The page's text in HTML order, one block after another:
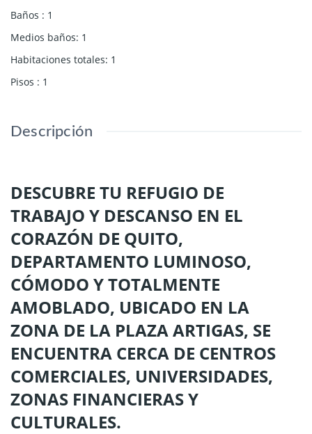
Baños : 1
Medios baños: 1
Habitaciones totales: 1
Pisos : 1
Descripción
DESCUBRE TU REFUGIO DE
TRABAJO Y DESCANSO EN EL
CORAZÓN DE QUITO,
DEPARTAMENTO LUMINOSO,
CÓMODO Y TOTALMENTE
AMOBLADO, UBICADO EN LA
ZONA DE LA PLAZA ARTIGAS, SE
ENCUENTRA CERCA DE CENTROS
COMERCIALES, UNIVERSIDADES,
ZONAS FINANCIERAS Y
CULTURALES.